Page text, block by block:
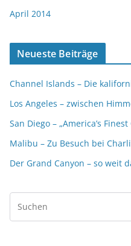
April 2014
Neueste Beiträge
Channel Islands – Die
Los Angeles – zwischen
San Diego – „America’s Finest
Malibu – Zu Besuch bei
Der Grand Canyon – so weit